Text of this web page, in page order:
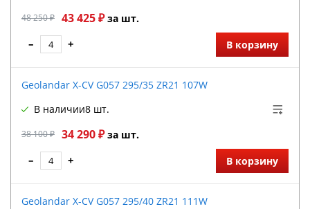
48 250 ₽ 43 425 ₽за шт.
– + В корзину
Geolandar X-CV G057 295/35 ZR21 107W
38 100 ₽ 34 290 ₽за шт.
В наличии8 шт.
– + В корзину
Geolandar X-CV G057 295/40 ZR21 111W